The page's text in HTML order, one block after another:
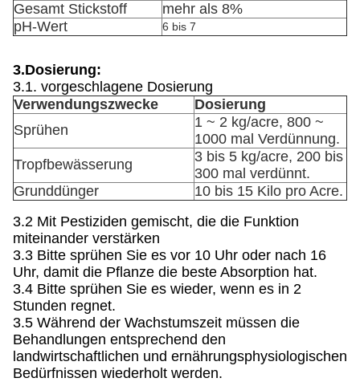
Gesamt Stickstoff
mehr als 8%
pH-Wert
6 bis 7
3.Dosierung:
3.1. vorgeschlagene Dosierung
Verwendungszwecke
Dosierung
Sprühen
1 ~ 2 kg/acre, 800 ~
1000 mal Verdünnung.
Tropfbewässerung
3 bis 5 kg/acre, 200 bis
300 mal verdünnt.
Grunddünger
10 bis 15 Kilo pro Acre.
3.2 Mit Pestiziden gemischt, die die Funktion
miteinander verstärken
3.3 Bitte sprühen Sie es vor 10 Uhr oder nach 16
Uhr, damit die Pflanze die beste Absorption hat.
3.4 Bitte sprühen Sie es wieder, wenn es in 2
Stunden regnet.
3.5 Während der Wachstumszeit müssen die
Behandlungen entsprechend den
landwirtschaftlichen und ernährungsphysiologischen
Bedürfnissen wiederholt werden.